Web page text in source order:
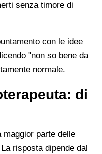
senza timore di
con le idee
"non so bene da
normale.
di
maggior parte delle
risposta dipende dal